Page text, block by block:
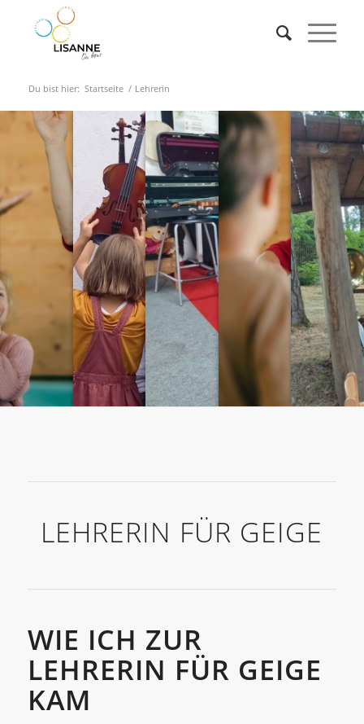
Du bist hier: Startseite / Lehrerin
LEHRERIN FÜR GEIGE
WIE ICH ZUR
LEHRERIN FÜR GEIGE
KAM